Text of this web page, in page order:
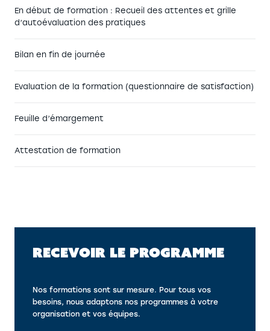
En début de formation : Recueil des attentes et grille
d’autoévaluation des pratiques
Bilan en fin de journée
Evaluation de la formation (questionnaire de satisfaction)
Feuille d’émargement
Attestation de formation
RECEVOIR LE PROGRAMME
Nos formations sont sur mesure. Pour tous vos
besoins, nous adaptons nos programmes à votre
organisation et vos équipes.